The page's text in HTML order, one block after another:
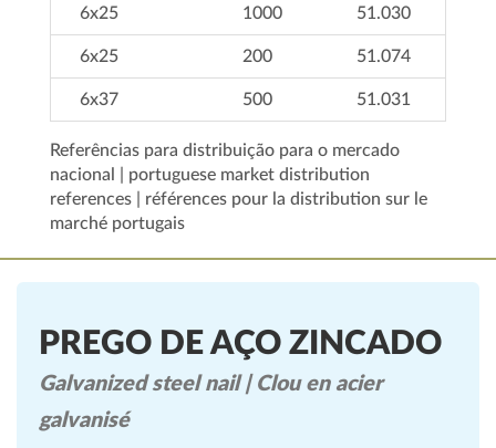
6x25 1000 51.030
6x25 200 51.074
6x37 500 51.031
Referências para distribuição para o mercado
nacional | portuguese market distribution
references | références pour la distribution sur le
marché portugais
PREGO DE AÇO ZINCADO
Galvanized steel nail | Clou en acier
galvanisé